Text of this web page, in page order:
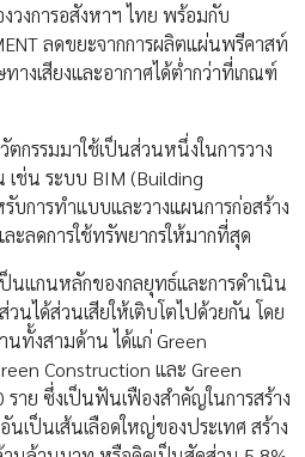
วงการอสังหาฯ ไทย พร้อมกับ
ลดขยะจากการผลิตแผ่นพรีคาสท์
งเสียงและอากาศได้ต่ำกว่าที่เกณฑ์
ตกรรมมาใช้เป็นส่วนหนึ่งในการวาง
เช่น ระบบ BIM (Building
บการทำแบบและวางแผนการก่อสร้าง
ะลดการใช้ทรัพยากรให้มากที่สุด
นแกนหลักของกลยุทธ์และการดำเนิน
นได้ส่วนเสียให้เติบโตไปด้วยกัน โดย
ทั้งสามด้าน ได้แก่ Green
Construction และ Green
าย ซึ่งเป็นฟันเฟืองสำคัญในการสร้าง
เป็นเส้นเลือดใหญ่ของประเทศ สร้าง